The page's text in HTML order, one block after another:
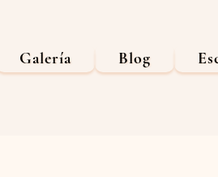
Galería Blog